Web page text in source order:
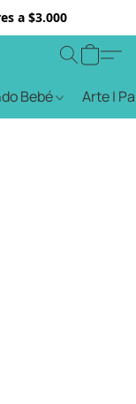
a $3.000
Bebé Arte |